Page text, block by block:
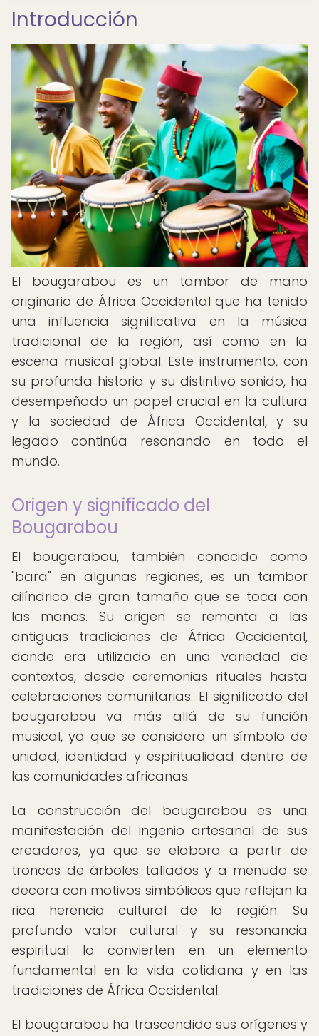
Introducción
El bougarabou es un tambor de mano
originario de África Occidental que ha tenido
una influencia significativa en la música
tradicional de la región, así como en la
escena musical global. Este instrumento, con
su profunda historia y su distintivo sonido, ha
desempeñado un papel crucial en la cultura
y la sociedad de África Occidental, y su
legado continúa resonando en todo el
mundo.
Origen y significado del
Bougarabou
El bougarabou, también conocido como
"bara" en algunas regiones, es un tambor
cilíndrico de gran tamaño que se toca con
las manos. Su origen se remonta a las
antiguas tradiciones de África Occidental,
donde era utilizado en una variedad de
contextos, desde ceremonias rituales hasta
celebraciones comunitarias. El significado del
bougarabou va más allá de su función
musical, ya que se considera un símbolo de
unidad, identidad y espiritualidad dentro de
las comunidades africanas.
La construcción del bougarabou es una
manifestación del ingenio artesanal de sus
creadores, ya que se elabora a partir de
troncos de árboles tallados y a menudo se
decora con motivos simbólicos que reflejan la
rica herencia cultural de la región. Su
profundo valor cultural y su resonancia
espiritual lo convierten en un elemento
fundamental en la vida cotidiana y en las
tradiciones de África Occidental.
El bougarabou ha trascendido sus orígenes y